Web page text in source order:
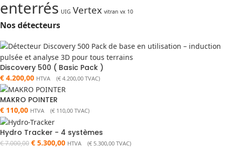
enterrés UIG Vertex vitran vx 10
Nos détecteurs
Discovery 500 ( Basic Pack )
€ 4.200,00 HTVA (€ 4.200,00 TVAC)
MAKRO POINTER
€ 110,00 HTVA (€ 110,00 TVAC)
Hydro Tracker - 4 systèmes
€7.000,00 € 5.300,00 HTVA (€ 5.300,00 TVAC)